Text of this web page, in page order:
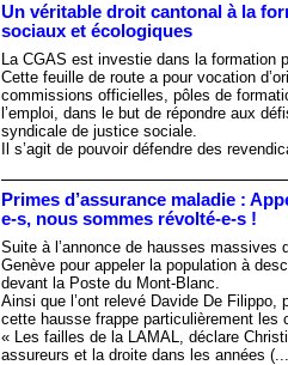
Un véritable droit cantonal à la
sociaux et écologiques
La CGAS est investie dans la formation
Cette feuille de route a pour vocation
commissions officielles, pôles de
l’emploi, dans le but de répondre aux
syndicale de justice sociale.
Il s’agit de pouvoir défendre des
Primes d’assurance maladie :
e-s, nous sommes révolté-e-s !
Suite à l’annonce de hausses massives
Genève pour appeler la population à
devant la Poste du Mont-Blanc.
Ainsi que l’ont relevé Davide De
cette hausse frappe particulièrement les
« Les failles de la LAMAL, déclare
assureurs et la droite dans les années